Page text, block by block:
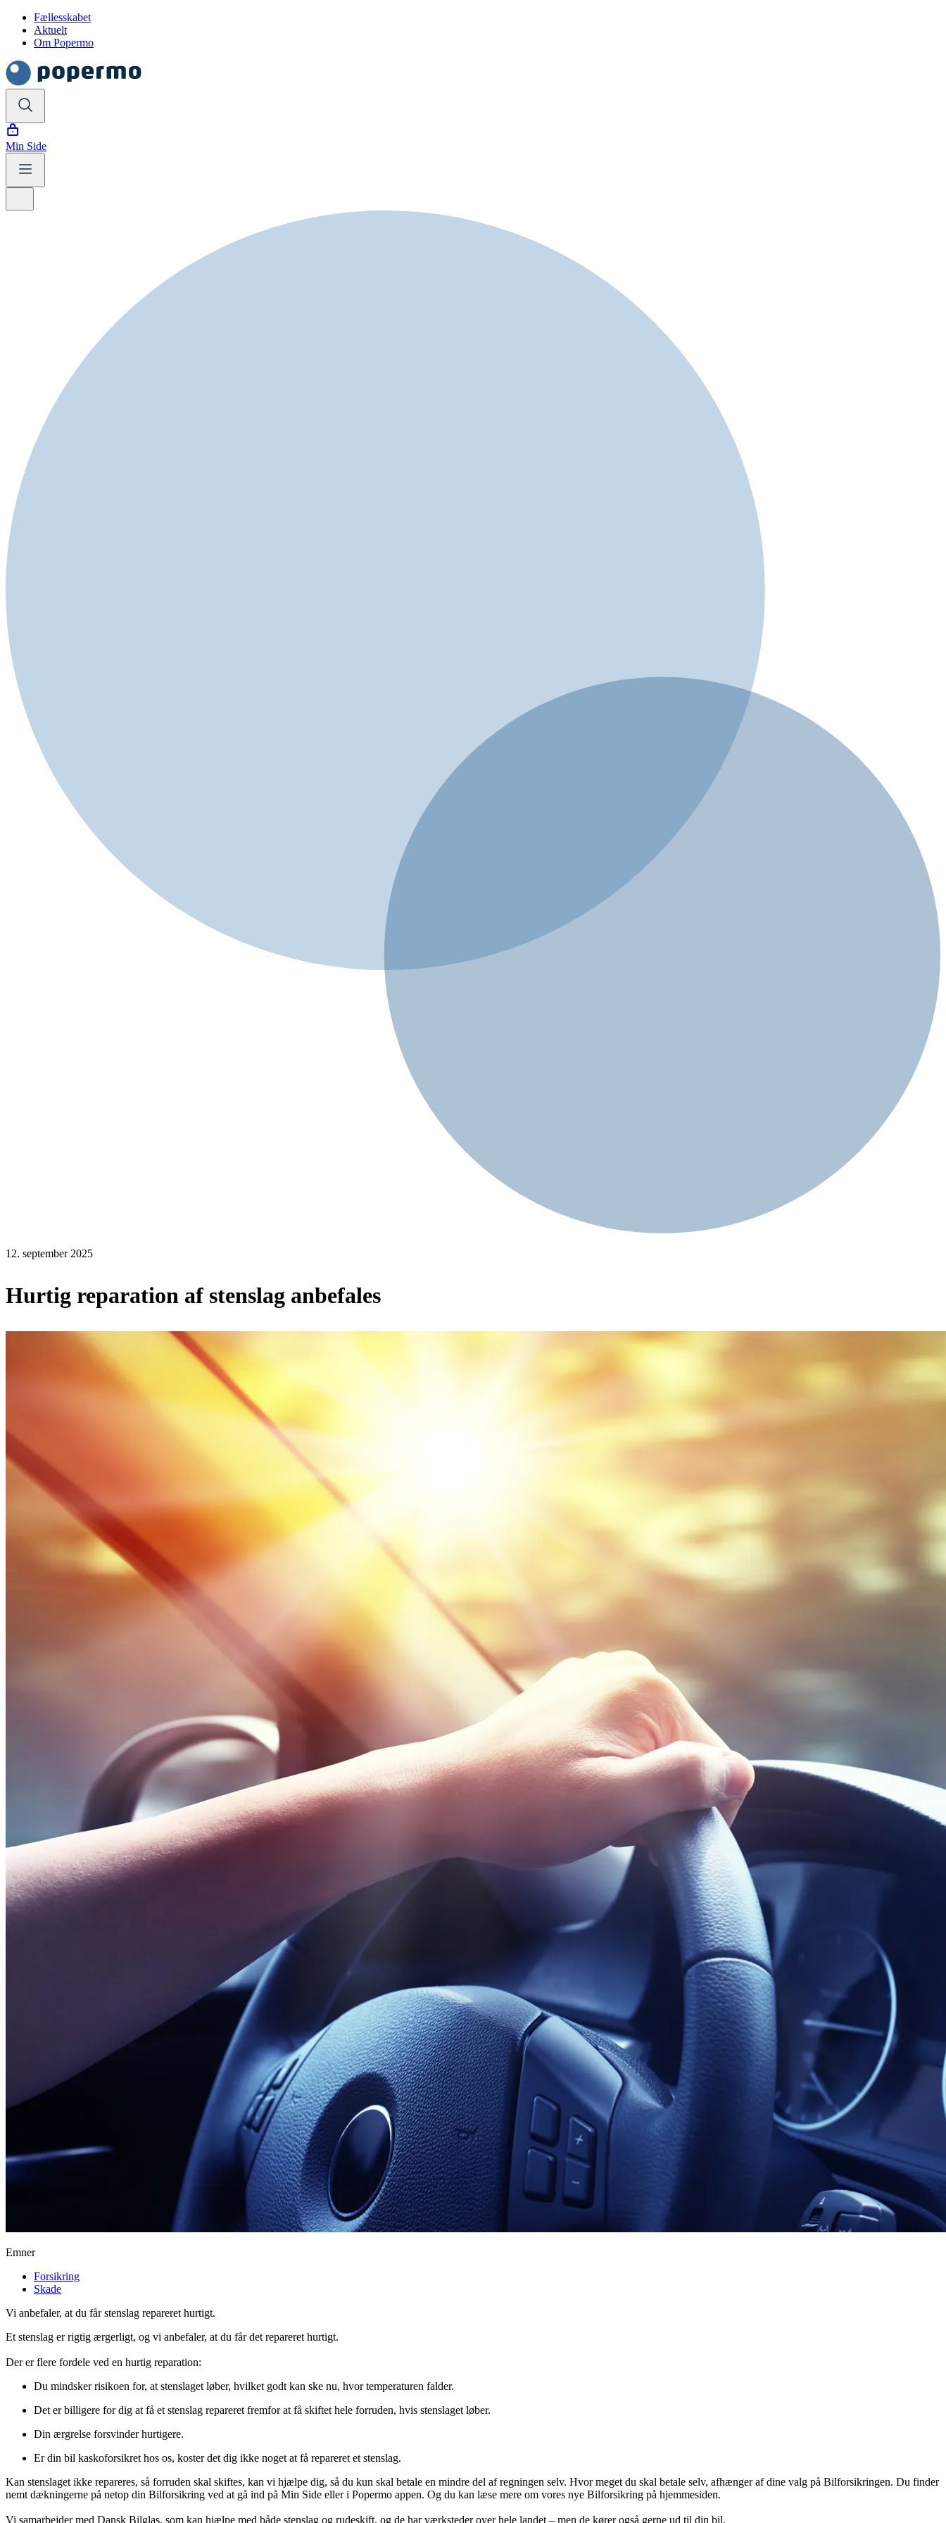
Fællesskabet
Aktuelt
Om Popermo
Min Side
12. september 2025
Hurtig reparation af stenslag anbefales
Emner
Forsikring
Skade
Vi anbefaler, at du får stenslag repareret hurtigt.
Et stenslag er rigtig ærgerligt, og vi anbefaler, at du får det repareret hurtigt.
Der er flere fordele ved en hurtig reparation:
Du mindsker risikoen for, at stenslaget løber, hvilket godt kan ske nu, hvor temperaturen falder.
Det er billigere for dig at få et stenslag repareret fremfor at få skiftet hele forruden, hvis stenslaget løber.
Din ærgrelse forsvinder hurtigere.
Er din bil kaskoforsikret hos os, koster det dig ikke noget at få repareret et stenslag.
Kan stenslaget ikke repareres, så forruden skal skiftes, kan vi hjælpe dig, så du kun skal betale en mindre del af regningen selv. Hvor meget du skal betale selv, afhænger af dine valg på Bilforsikringen. Du finder
nemt dækningerne på netop din Bilforsikring ved at gå ind på Min Side eller i Popermo appen. Og du kan læse mere om vores nye Bilforsikring på hjemmesiden.
Vi samarbejder med Dansk Bilglas, som kan hjælpe med både stenslag og rudeskift, og de har værksteder over hele landet – men de kører også gerne ud til din bil.